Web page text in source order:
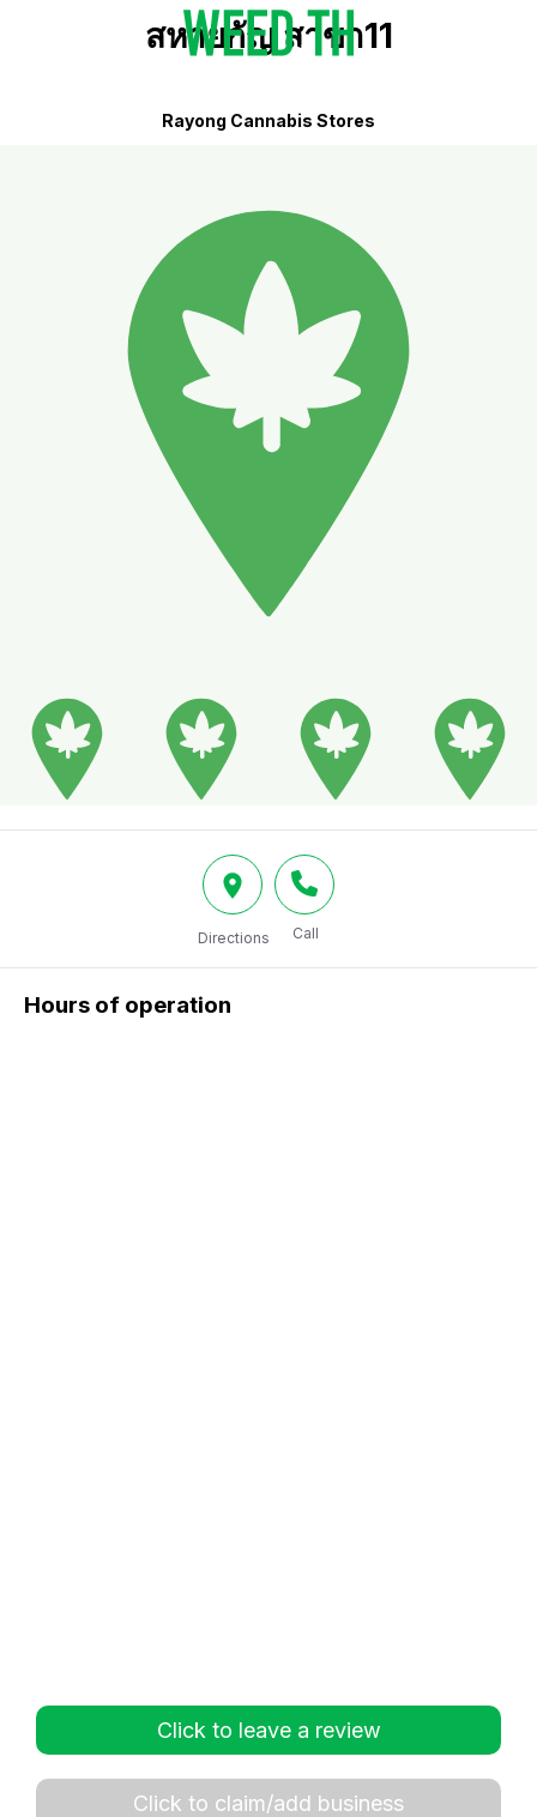
สหายกัญ สาขา11
Rayong Cannabis Stores
Directions Call
Hours of operation
Click to leave a review
Click to claim/add business